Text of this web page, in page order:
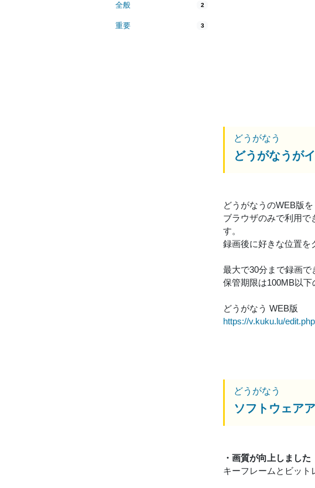
全般 2
重要 3
どうがなう
どうがなうが
どうがなうのWEB版を
ブラウザのみで利用で
す。
録画後に好きな位置を
最大で30分まで録画で
保管期限は100MB以下
どうがなう WEB版
https://v.kuku.lu/edit.php
どうがなう
ソフトウェア
・画質が向上しました
キーフレームとビット